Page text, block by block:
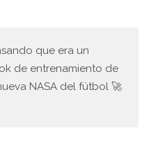
que era un
de entrenamiento de
NASA del fútbol 🚀